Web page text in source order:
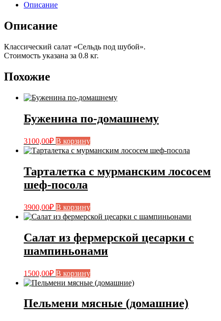
Описание
Описание
Классический салат «Сельдь под шубой».
Стоимость указана за 0.8 кг.
Похожие
Буженина по-домашнему
3100,00₽ В корзину
Тарталетка с мурманским лососем
шеф-посола
3900,00₽ В корзину
Салат из фермерской цесарки с
шампиньонами
1500,00₽ В корзину
Пельмени мясные (домашние)